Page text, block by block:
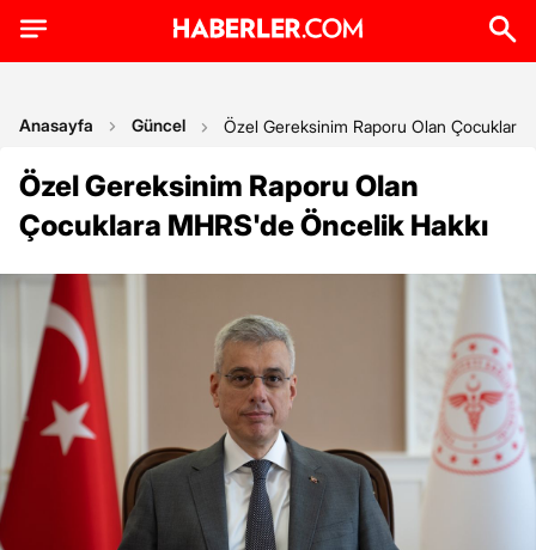
Anasayfa Güncel Özel Gereksinim Raporu Olan Çocuklara
Özel Gereksinim Raporu Olan
Çocuklara MHRS'de Öncelik Hakkı